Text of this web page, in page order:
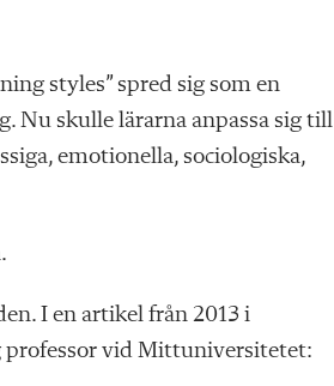
styles” spred sig som en
Nu skulle lärarna anpassa sig till
emotionella, sociologiska,
I en artikel från 2013 i
professor vid Mittuniversitetet: